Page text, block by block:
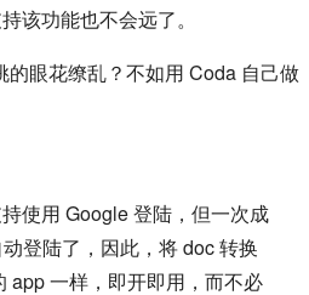
该功能也不会远了。
使用 Google 登陆，但一次成
登陆了，因此，将 doc 转换
app 一样，即开即用，而不必